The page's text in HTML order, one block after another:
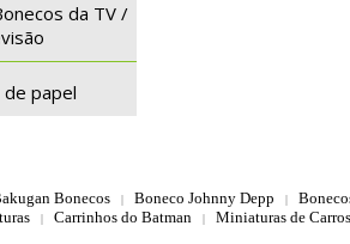
da TV /
papel
Bonecos | Boneco Johnny Depp |
| Carrinhos do Batman | Miniaturas de